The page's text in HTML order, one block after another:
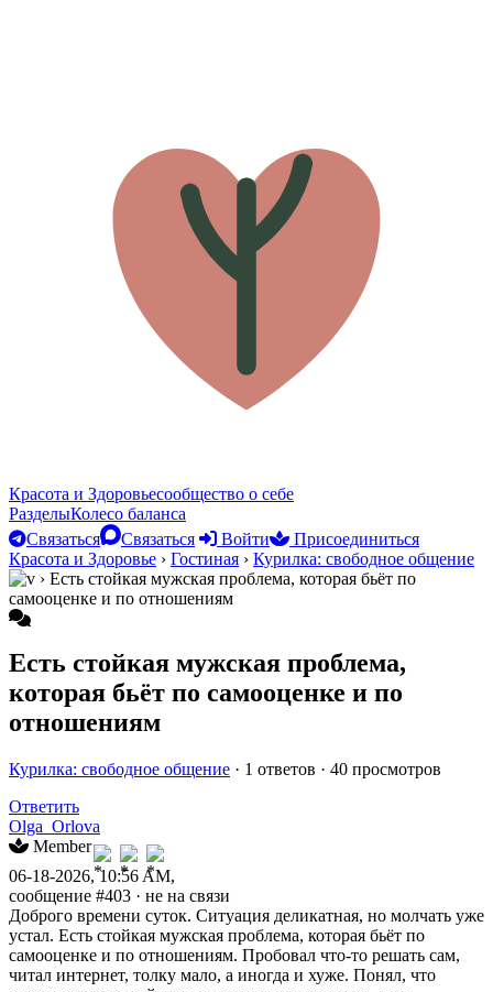
Красота и Здоровьесообщество о себе
РазделыКолесо баланса
Связаться
Связаться Войти
Присоединиться
Красота и Здоровье › Гостиная › Курилка: свободное общение
› Есть стойкая мужская проблема, которая бьёт по
самооценке и по отношениям
Есть стойкая мужская проблема,
которая бьёт по самооценке и по
отношениям
Курилка: свободное общение · 1 ответов · 40 просмотров
Ответить
Olga_Orlova
Member
06-18-2026, 10:56 AM,
сообщение #403 · не на связи
Доброго времени суток. Ситуация деликатная, но молчать уже
устал. Есть стойкая мужская проблема, которая бьёт по
самооценке и по отношениям. Пробовал что-то решать сам,
читал интернет, толку мало, а иногда и хуже. Понял, что